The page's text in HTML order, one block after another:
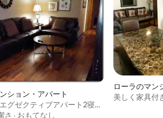
つ星の平均評価
ション・アパート
グゼクティブアパート2寝室
豪華なお部屋
さ · おもてなし
ローラのマン
美しく家具付